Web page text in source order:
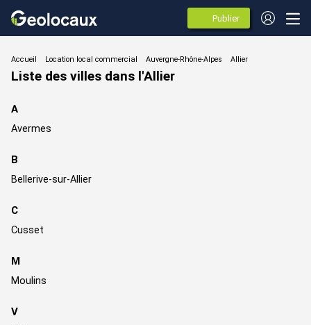
Publier
des
annonces
Location local commercial
Liste des villes dans l'Allier
A
Avermes
B
Bellerive-sur-Allier
C
Cusset
M
Moulins
V